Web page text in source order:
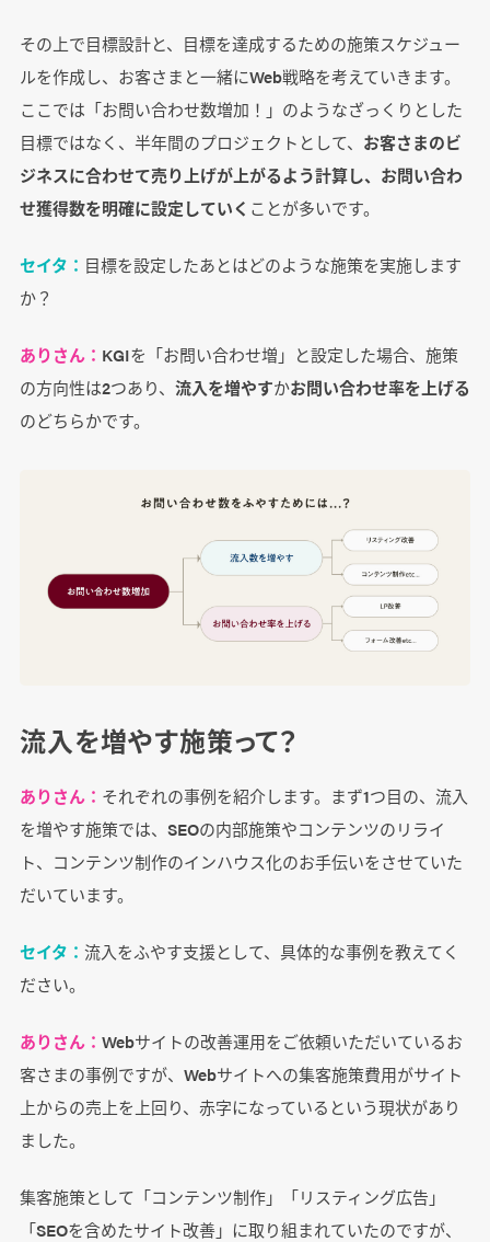
その上で目標設計と、目標を達成するための施策スケジュー
ルを作成し、お客さまと一緒にWeb戦略を考えていきます。
ここでは「お問い合わせ数増加！」のようなざっくりとした
目標ではなく、半年間のプロジェクトとして、 お客さまのビ
ジネスに合わせて売り上げが上がるよう計算し、お問い合わ
せ獲得数を明確に設定していく ことが多いです。
セイタ： 目標を設定したあとはどのような施策を実施します
か？
ありさん： KGIを「お問い合わせ増」と設定した場合、施策
の方向性は2つあり、 流入を増やすかお問い合わせ率を上げる
のどちらかです。
流入を増やす施策って？
ありさん： それぞれの事例を紹介します。まず1つ目の、流入
を増やす施策では、SEOの内部施策やコンテンツのリライ
ト、コンテンツ制作のインハウス化のお手伝いをさせていた
だいています。
セイタ： 流入をふやす支援として、具体的な事例を教えてく
ださい。
ありさん： Webサイトの改善運用をご依頼いただいているお
客さまの事例ですが、Webサイトへの集客施策費用がサイト
上からの売上を上回り、赤字になっているという現状があり
ました。
集客施策として「コンテンツ制作」「リスティング広告」
「SEOを含めたサイト改善」に取り組まれていたのですが、